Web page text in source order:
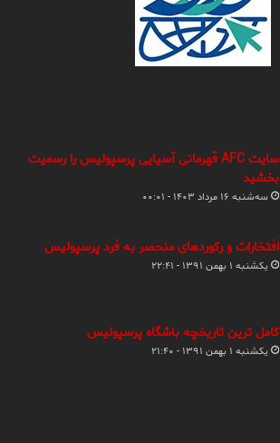
سایت AFC قهرمانی آسیایی پرسپولیس را رسمیت
بخشید
سه‌شنبه ۱۶ مرداد ۱۴۰۳ - ۰۰:۰۱
افتخارات و رکوردهای منحصر به فرد پرسپولیس
یکشنبه ۱ بهمن ۱۳۹۱ - ۲۲:۴۱
کامل ترین تاریخچه باشگاه پرسپولیس
یکشنبه ۱ بهمن ۱۳۹۱ - ۲۱:۴۰